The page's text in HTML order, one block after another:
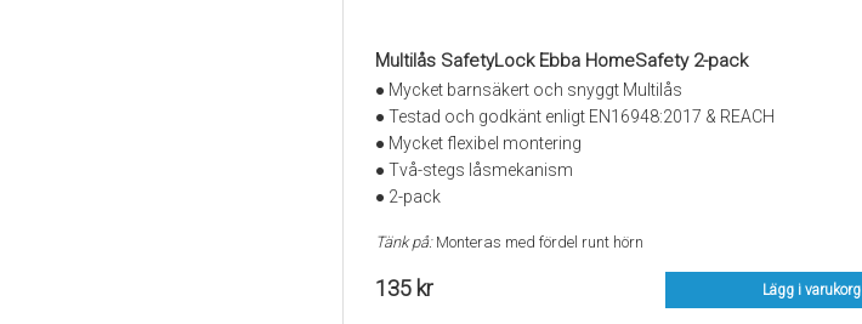
Multilås SafetyLock Ebba HomeSafety 2-pack
● Mycket barnsäkert och snyggt Multilås
● Testad och godkänt enligt EN16948:2017 & REACH
● Mycket flexibel montering
● Två-stegs låsmekanism
● 2-pack
Tänk på:Monteras med fördel runt hörn
135 kr Lägg i varukorg